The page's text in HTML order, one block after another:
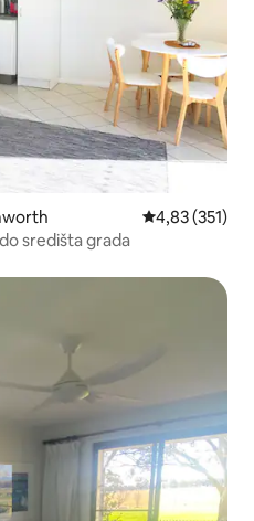
Prosječna
4,83 (351)
središta grada